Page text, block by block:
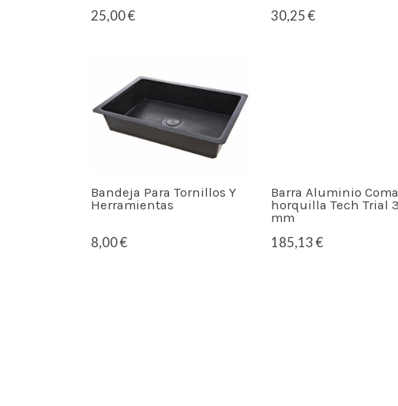
25,00 € 30,25 €
Bandeja Para Tornillos Y
Herramientas
8,00 €
Barra Aluminio
horquilla Tech Trial
mm
185,13 €